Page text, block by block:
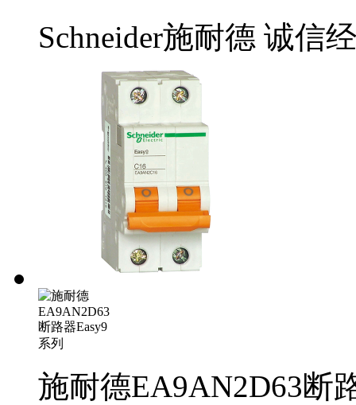
Schneider施耐德 诚信
施耐德EA9AN2D63断